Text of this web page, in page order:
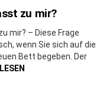
zu mir?
mir? – Diese Frage
wenn Sie sich auf die
Bett begeben. Der